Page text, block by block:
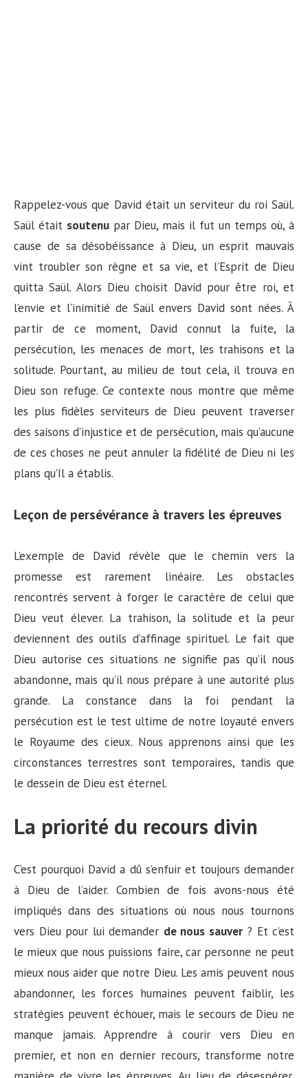
Rappelez-vous que David était un serviteur du roi Saül.
Saül était soutenu par Dieu, mais il fut un temps où, à
cause de sa désobéissance à Dieu, un esprit mauvais
vint troubler son règne et sa vie, et l’Esprit de Dieu
quitta Saül. Alors Dieu choisit David pour être roi, et
l’envie et l’inimitié de Saül envers David sont nées. À
partir de ce moment, David connut la fuite, la
persécution, les menaces de mort, les trahisons et la
solitude. Pourtant, au milieu de tout cela, il trouva en
Dieu son refuge. Ce contexte nous montre que même
les plus fidèles serviteurs de Dieu peuvent traverser
des saisons d’injustice et de persécution, mais qu’aucune
de ces choses ne peut annuler la fidélité de Dieu ni les
plans qu’Il a établis.
Leçon de persévérance à travers les épreuves
L’exemple de David révèle que le chemin vers la
promesse est rarement linéaire. Les obstacles
rencontrés servent à forger le caractère de celui que
Dieu veut élever. La trahison, la solitude et la peur
deviennent des outils d’affinage spirituel. Le fait que
Dieu autorise ces situations ne signifie pas qu’il nous
abandonne, mais qu’il nous prépare à une autorité plus
grande. La constance dans la foi pendant la
persécution est le test ultime de notre loyauté envers
le Royaume des cieux. Nous apprenons ainsi que les
circonstances terrestres sont temporaires, tandis que
le dessein de Dieu est éternel.
La priorité du recours divin
C’est pourquoi David a dû s’enfuir et toujours demander
à Dieu de l’aider. Combien de fois avons-nous été
impliqués dans des situations où nous nous tournons
vers Dieu pour lui demander de nous sauver? Et c’est
le mieux que nous puissions faire, car personne ne peut
mieux nous aider que notre Dieu. Les amis peuvent nous
abandonner, les forces humaines peuvent faiblir, les
stratégies peuvent échouer, mais le secours de Dieu ne
manque jamais. Apprendre à courir vers Dieu en
premier, et non en dernier recours, transforme notre